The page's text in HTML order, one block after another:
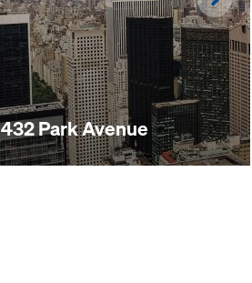
432 Park Avenue